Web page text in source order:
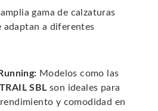
gama de calzaturas
adaptan a diferentes
Modelos como las
TRAIL SBL son ideales para
y comodidad en